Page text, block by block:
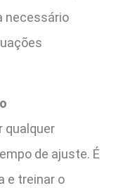
necessário
qualquer
de ajuste. É
e treinar o